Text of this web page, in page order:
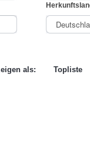
als: Topliste